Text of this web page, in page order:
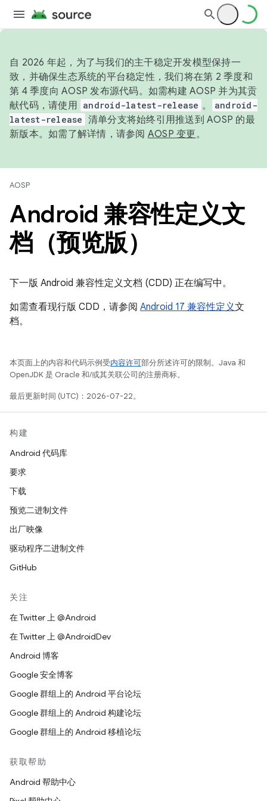
自 2026 年起，为了与我们的主干稳定开发模型保持一
致，并确保生态系统的平台稳定性，我们将在第 2 季度和
第 4 季度向 AOSP 发布源代码。如需构建 AOSP 并为其贡
献代码，请使用 android-latest-release 。
android-
latest-release 清单分支将始终引用推送到 AOSP 的最
新版本。如需了解详情，请参阅 AOSP 变更。
AOSP
Android 兼容性定义文
档（预览版）
下一版 Android 兼容性定义文档 (CDD) 正在编写中。
如需查看现行版 CDD，请参阅 Android 17 兼容性定义文
档。
本页面上的内容和代码示例受内容许可部分所述许可的限制。Java 和
OpenJDK 是 Oracle 和/或其关联公司的注册商标。
最后更新时间 (UTC)：2026-07-22。
构建
Android 代码库
要求
下载
预览二进制文件
出厂映像
驱动程序二进制文件
GitHub
关注
在 Twitter 上 @Android
在 Twitter 上 @AndroidDev
Android 博客
Google 安全博客
Google 群组上的 Android 平台论坛
Google 群组上的 Android 构建论坛
Google 群组上的 Android 移植论坛
获取帮助
Android 帮助中心